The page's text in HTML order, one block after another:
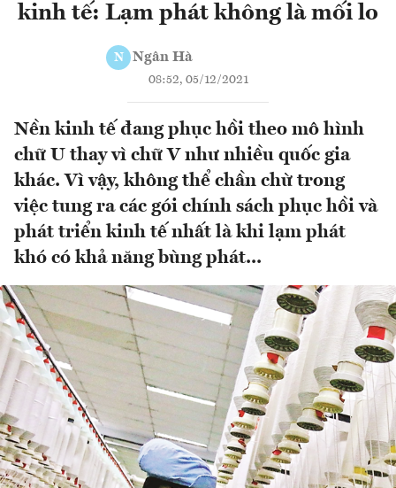
kinh tế: Lạm phát không là mối lo
N Ngân Hà
08:52, 05/12/2021
Nền kinh tế đang phục hồi theo mô hình
chữ U thay vì chữ V như nhiều quốc gia
khác. Vì vậy, không thể chần chừ trong
việc tung ra các gói chính sách phục hồi và
phát triển kinh tế nhất là khi lạm phát
khó có khả năng bùng phát...